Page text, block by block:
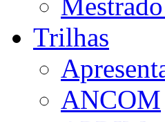
Trilhas
ANCOM